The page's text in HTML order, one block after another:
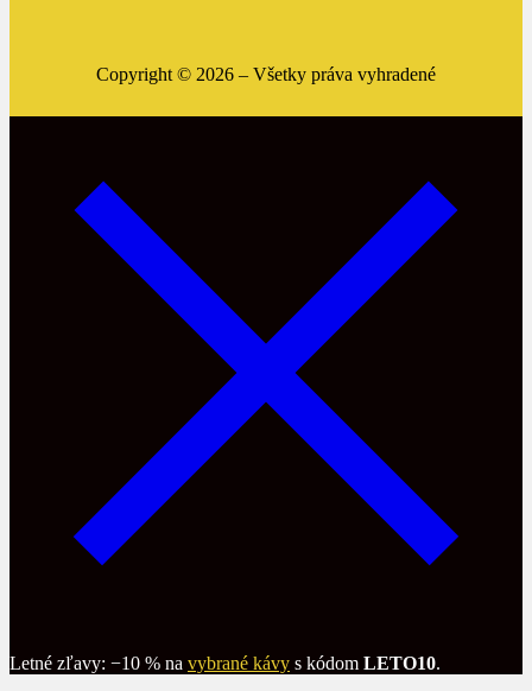
Copyright © 2026 – Všetky práva vyhradené
Letné zľavy: −10 % na vybrané kávy s kódom LETO10.